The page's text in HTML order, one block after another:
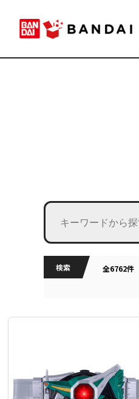
検索 全6762件